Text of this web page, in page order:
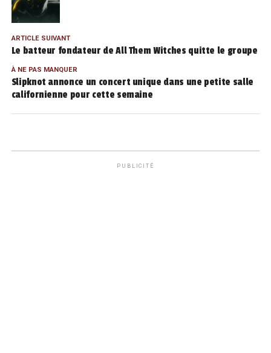
ARTICLE SUIVANT
Le batteur fondateur de All Them Witches quitte le groupe
À NE PAS MANQUER
Slipknot annonce un concert unique dans une petite salle
californienne pour cette semaine
PUBLICITÉ